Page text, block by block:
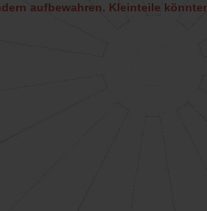
aufbewahren. Kleinteile